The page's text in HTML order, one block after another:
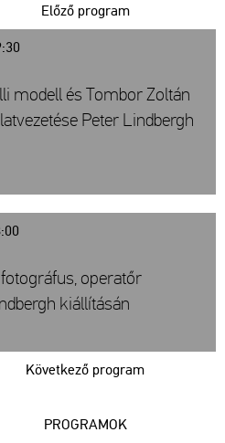
Előző program
modell és Tombor Zoltán
Peter Lindbergh
Következő program
operatőr
kiállításán
PROGRAMOK